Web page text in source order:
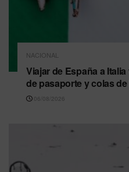
NACIONAL
Viajar de España a
de pasaporte y colas
06/08/2026